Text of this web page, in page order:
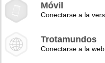
Móvil
Conectarse a la
Trotamundos
Conectarse a la